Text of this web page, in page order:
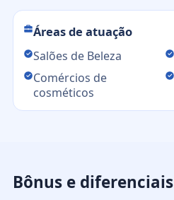
Áreas de atuação
Salões de Beleza
Comércios de
cosméticos
Bônus e diferenciais